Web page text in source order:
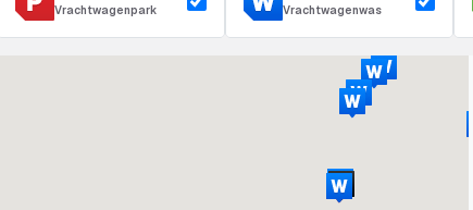
Vrachtwagenpark Vrachtwagenwas